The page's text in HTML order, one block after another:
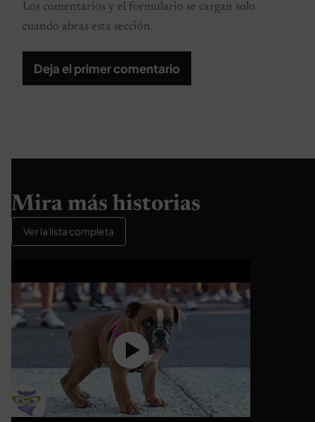
Los comentarios y el formulario se cargan solo
cuando abras esta sección.
Deja el primer comentario
Mira más historias
Ver la lista completa